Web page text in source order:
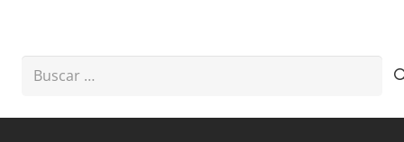
Buscar: